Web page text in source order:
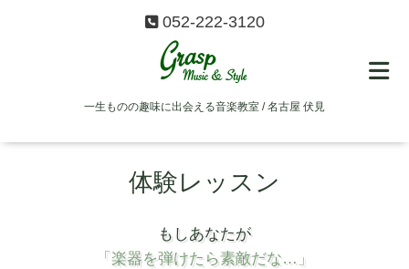
052-222-3120
一生ものの趣味に出会える音楽教室 / 名古屋 伏見
体験レッスン
もしあなたが
「楽器を弾けたら素敵だな…」